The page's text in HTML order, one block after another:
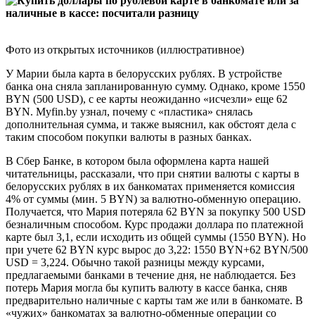
Фото из открытых источников (иллюстративное)
У Марии была карта в белорусских рублях. В устройстве
банка она сняла запланированную сумму. Однако, кроме 1550
BYN (500 USD), с ее карты неожиданно «исчезли» еще 62
BYN. Myfin.by узнал, почему с «пластика» снялась
дополнительная сумма, и также выяснил, как обстоят дела с
таким способом покупки валюты в разных банках.
В Сбер Банке, в котором была оформлена карта нашей
читательницы, рассказали, что при снятии валюты с карты в
белорусских рублях в их банкоматах применяется комиссия
4% от суммы (мин. 5 BYN) за валютно-обменную операцию.
Получается, что Мария потеряла 62 BYN за покупку 500 USD
безналичным способом. Курс продажи доллара по платежной
карте был 3,1, если исходить из общей суммы (1550 BYN). Но
при учете 62 BYN курс вырос до 3,22: 1550 BYN+62 BYN/500
USD = 3,224. Обычно такой разницы между курсами,
предлагаемыми банками в течение дня, не наблюдается. Без
потерь Мария могла бы купить валюту в кассе банка, сняв
предварительно наличные с карты там же или в банкомате. В
«чужих» банкоматах за валютно-обменные операции со